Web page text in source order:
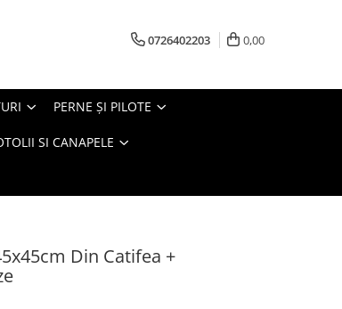
0726402203 0,00
PERNE ŞI PILOTE
SI CANAPELE
Din Catifea +